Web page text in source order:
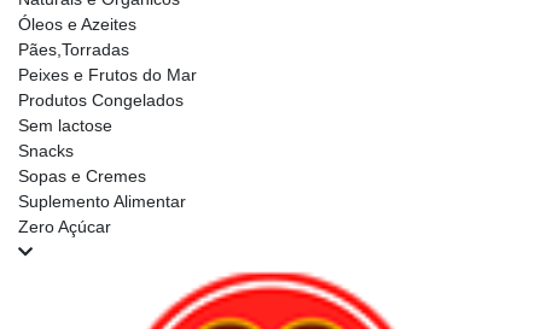
Óleos e Azeites
Pães,Torradas
Peixes e Frutos do Mar
Produtos Congelados
Sem lactose
Snacks
Sopas e Cremes
Suplemento Alimentar
Zero Açúcar